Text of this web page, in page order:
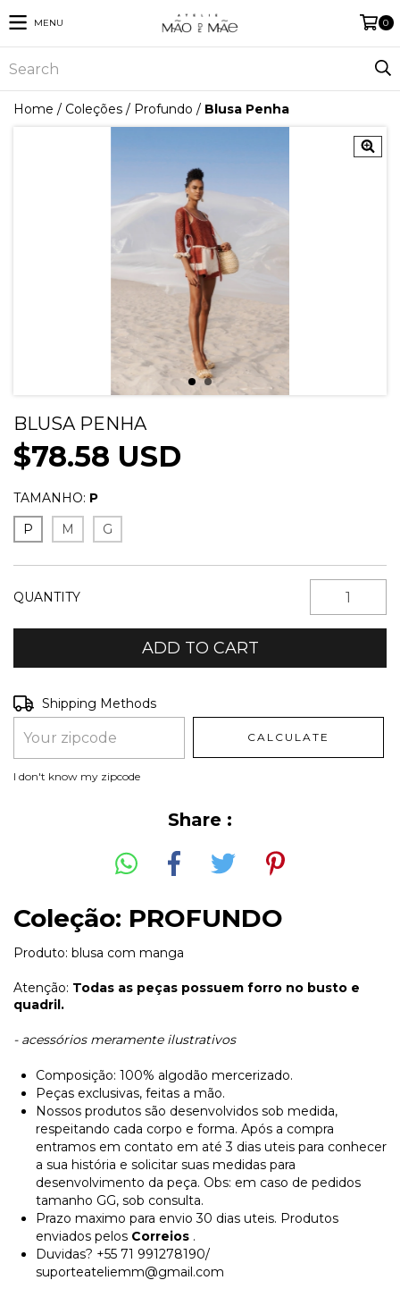
MENU 0
Home / Coleções / Profundo / Blusa Penha
BLUSA PENHA
$78.58 USD
TAMANHO: P
P
M G
QUANTITY
Shipping for zipcode:
Shipping Methods
CALCULATE
I don't know my zipcode
Share :
Coleção: PROFUNDO
Produto: blusa com manga
Atenção: Todas as peças possuem forro no busto e
quadril.
- acessórios meramente ilustrativos
Composição: 100% algodão mercerizado.
Peças exclusivas, feitas a mão.
Nossos produtos são desenvolvidos sob medida,
respeitando cada corpo e forma. Após a compra
entramos em contato em até 3 dias uteis para conhecer
a sua história e solicitar suas medidas para
desenvolvimento da peça. Obs: em caso de pedidos
tamanho GG, sob consulta.
Prazo maximo para envio 30 dias uteis. Produtos
enviados pelos Correios .
Duvidas? +55 71 991278190/
suporteateliemm@gmail.com